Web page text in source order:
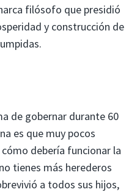
filósofo que presidió
y construcción de
de gobernar durante 60
es que muy pocos
debería funcionar la
tienes más herederos
a todos sus hijos,